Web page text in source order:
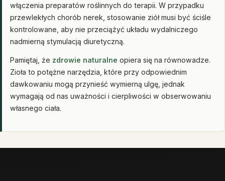
włączenia preparatów roślinnych do terapii. W przypadku
przewlekłych chorób nerek, stosowanie ziół musi być ściśle
kontrolowane, aby nie przeciążyć układu wydalniczego
nadmierną stymulacją diuretyczną.
Pamiętaj, że zdrowie naturalne opiera się na równowadze.
Zioła to potężne narzędzia, które przy odpowiednim
dawkowaniu mogą przynieść wymierną ulgę, jednak
wymagają od nas uważności i cierpliwości w obserwowaniu
własnego ciała.